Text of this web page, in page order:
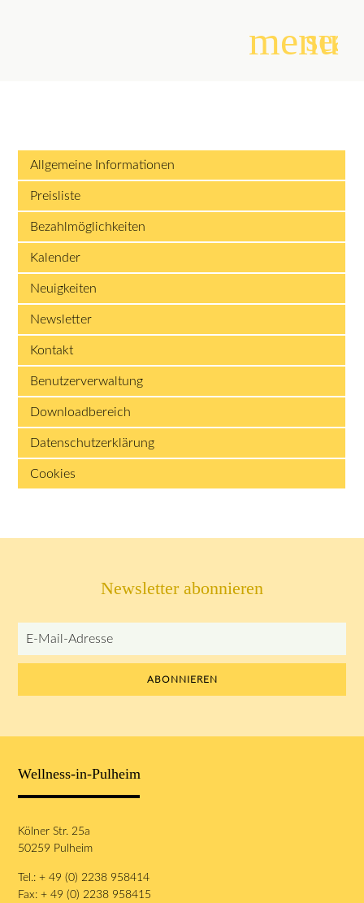
menu
Allgemeine Informationen
Preisliste
Bezahlmöglichkeiten
Kalender
Neuigkeiten
Newsletter
Kontakt
Benutzerverwaltung
Downloadbereich
Datenschutzerklärung
Cookies
Newsletter abonnieren
E-
Mail-
ABONNIEREN
Wellness-in-Pulheim
Kölner Str. 25a
50259 Pulheim
Tel.: + 49 (0) 2238 958414
Fax: + 49 (0) 2238 958415